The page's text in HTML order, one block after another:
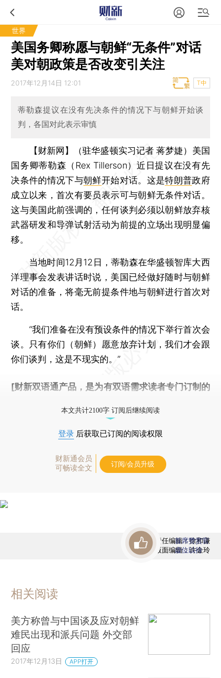
世界
美国务卿称愿与朝鲜“无条件”对话
美对朝政策是否改变引关注
2017年12月14日 12:01 T中
蒂勒森提议在没有先决条件的情况下与朝鲜开始谈
判，各国对此表示审慎
【财新网】（驻华盛顿实习记者 蒋梦婕） 美国
国务卿蒂勒森（Rex Tillerson）近日提议在没有先
决条件的情况下与朝鲜开始对话。这是特朗普政府
成立以来，首次有要员表示可与朝鲜无条件对话。
这与美国此前强调的，任何谈判必须以朝鲜放弃核
武器研发和导弹试射活动为前提的立场出现明显偏
移。
当地时间12月12日，蒂勒森在华盛顿智库大西
洋理事会发表讲话时说，美国已经做好随时与朝鲜
对话的准备，将毫无前提条件地与朝鲜进行首次对
话。
“我们准备在没有预设条件的情况下举行首次会
谈。只有你们（朝鲜）愿意放弃计划，我们才会跟
你们谈判，这是不现实的。”
[财新双语通产品，是为有双语需求读者专门订制的
本文共计2100字 订阅后继续阅读
登录 后获取已订阅的阅读权限
财新通会员
可畅读全文
订阅/会员升级
责任编辑：徐和谦
版面编辑：许金玲
首席赞赏官
虚位以待
相关阅读
美方称曾与中国谈及应对朝鲜
难民出现和派兵问题 外交部
回应
2017年12月13日 APP打开